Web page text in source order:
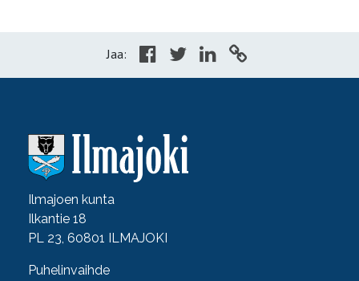
Jaa:
Ilmajoen kunta
Ilkantie 18
PL 23, 60801 ILMAJOKI
Puhelinvaihde